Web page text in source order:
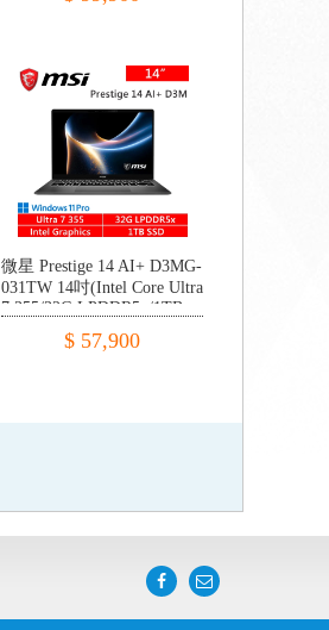
微星 Prestige 14 AI+ D3MG-
031TW 14吋(Intel Core Ultra
7 355/32G LPDDR5x/1TB
$ 57,900